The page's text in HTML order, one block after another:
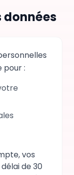
données
pour :
vos
de 30